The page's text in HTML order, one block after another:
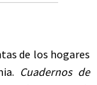
de los hogares
Cuadernos de